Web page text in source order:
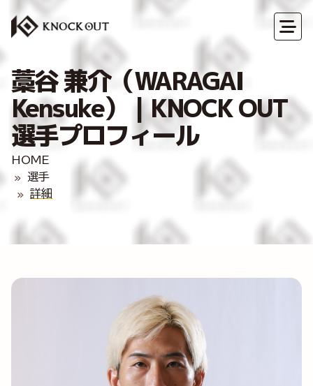
藁谷 兼介（WARAGAI
Kensuke）｜KNOCK OUT
選手プロフィール
HOME
選手
詳細